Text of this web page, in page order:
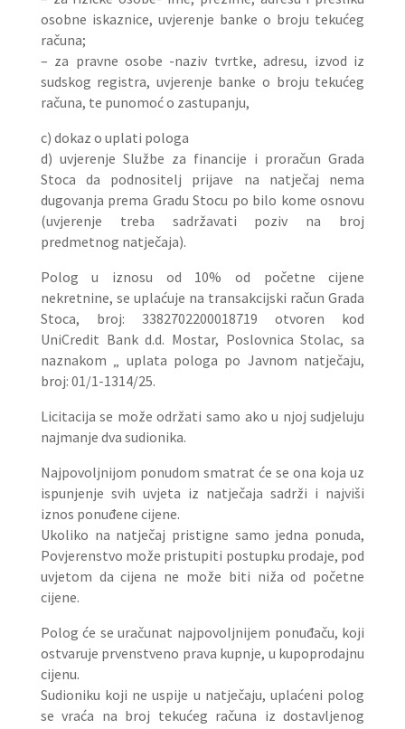
osobne iskaznice, uvjerenje banke o broju tekućeg
računa;
– za pravne osobe -naziv tvrtke, adresu, izvod iz
sudskog registra, uvjerenje banke o broju tekućeg
računa, te punomoć o zastupanju,
c) dokaz o uplati pologa
d) uvjerenje Službe za financije i proračun Grada
Stoca da podnositelj prijave na natječaj nema
dugovanja prema Gradu Stocu po bilo kome osnovu
(uvjerenje treba sadržavati poziv na broj
predmetnog natječaja).
Polog u iznosu od 10% od početne cijene
nekretnine, se uplaćuje na transakcijski račun Grada
Stoca, broj: 3382702200018719 otvoren kod
UniCredit Bank d.d. Mostar, Poslovnica Stolac, sa
naznakom „ uplata pologa po Javnom natječaju,
broj: 01/1-1314/25.
Licitacija se može održati samo ako u njoj sudjeluju
najmanje dva sudionika.
Najpovoljnijom ponudom smatrat će se ona koja uz
ispunjenje svih uvjeta iz natječaja sadrži i najviši
iznos ponuđene cijene.
Ukoliko na natječaj pristigne samo jedna ponuda,
Povjerenstvo može pristupiti postupku prodaje, pod
uvjetom da cijena ne može biti niža od početne
cijene.
Polog će se uračunat najpovoljnijem ponuđaču, koji
ostvaruje prvenstveno prava kupnje, u kupoprodajnu
cijenu.
Sudioniku koji ne uspije u natječaju, uplaćeni polog
se vraća na broj tekućeg računa iz dostavljenog